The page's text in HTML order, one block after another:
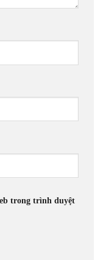
trong trình duyệt